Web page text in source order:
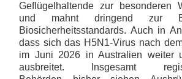
Geflügelhaltende zur besonderen
und mahnt dringend zur
Biosicherheitsstandards. Auch in
dass sich das H5N1-Virus nach
im Juni 2026 in Australien weiter
ausbreitet. Insgesamt